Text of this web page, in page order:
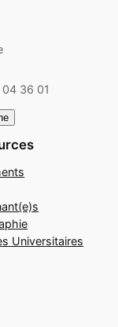
36 01
Universitaires